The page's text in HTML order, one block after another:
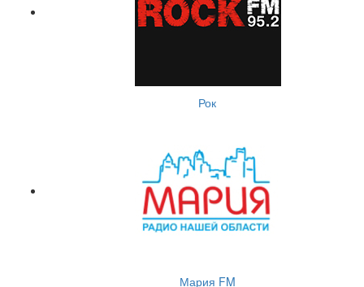
Рок
Мария FM